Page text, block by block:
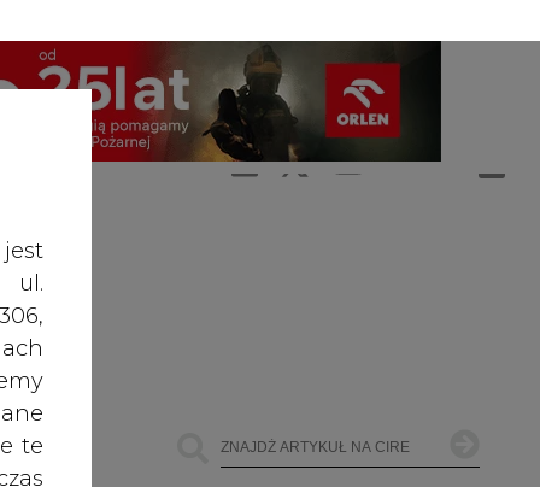
A A A ZALOGUJ SIĘ
ul.
te